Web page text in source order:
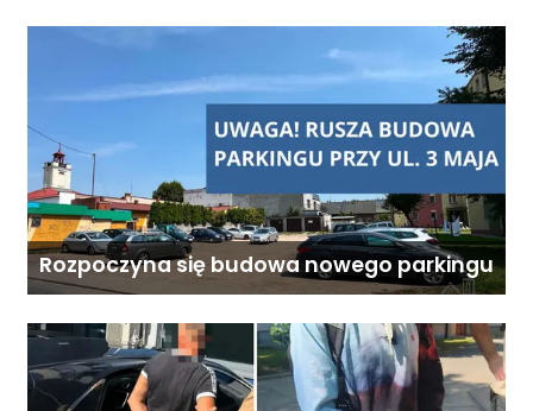
miesięcznie. Ostateczna cena
zależy od zakresu opieki oraz
indywidualnych potrzeb
podopiecznego. Zadzwoń: 726
284 828 Poniedziałek–piątek,
9:00–18:00
Rozpoczyna się budowa nowego parkingu